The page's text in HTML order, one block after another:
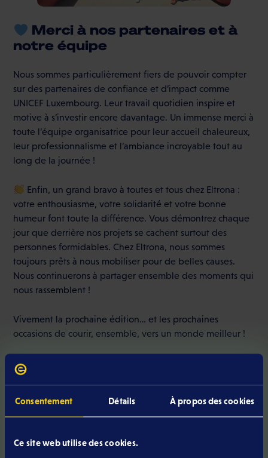
Consentement Détails À propos des cookies
Ce site web utilise des cookies.
Merci à nos partenaires et à
notre équipe
Nous sommes particulièrement fiers de pouvoir compter
sur des partenaires de confiance et d’impact comme
UNICEF Luxembourg. Leur travail quotidien inspire et
motive à s’investir encore davantage. Un immense merci à
toute l’équipe organisatrice pour leur accueil chaleureux,
leur professionnalisme et l’ambiance incroyable tout au
long de la journée !
Enfin, un grand bravo à toutes et tous chez Eltrona :
votre enthousiasme, votre solidarité et votre bonne
humeur font toute la différence. Vous démontrez chaque
jour que derrière nos projets se cachent surtout des
personnes formidables. Chez Eltrona, nous sommes
toujours prêts à nous mobiliser pour de belles causes.
Nous continuerons à partager ensemble des moments qui
nous rassemblent !
Vivement la prochaine édition… et les prochaines
occasions de courir, ensemble, vers un monde meilleur !